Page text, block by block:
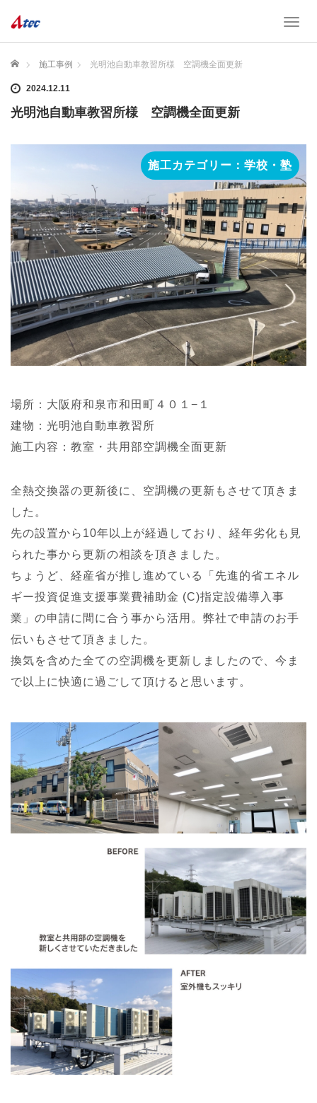
T
i
g
a
i
n
ホーム 施工事例 光明池自動車教習所様 空調機全面更新
2024.12.11
光明池自動車教習所様 空調機全面更新
施工カテゴリー：学校・塾
場所：大阪府和泉市和田町４０１−１
建物：光明池自動車教習所
施工内容：教室・共用部空調機全面更新
全熱交換器の更新後に、空調機の更新もさせて頂きま
した。
先の設置から10年以上が経過しており、経年劣化も見
られた事から更新の相談を頂きました。
ちょうど、経産省が推し進めている「先進的省エネル
ギー投資促進支援事業費補助金 (C)指定設備導入事
業」の申請に間に合う事から活用。弊社で申請のお手
伝いもさせて頂きました。
換気を含めた全ての空調機を更新しましたので、今ま
で以上に快適に過ごして頂けると思います。